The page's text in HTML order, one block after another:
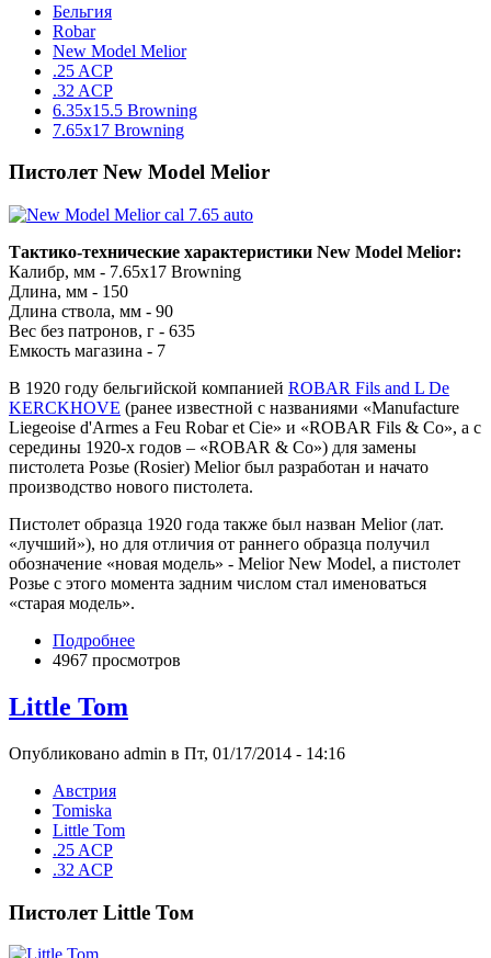
Бельгия
Robar
New Model Melior
.25 ACP
.32 ACP
6.35x15.5 Browning
7.65x17 Browning
Пистолет New Model Melior
Тактико-технические характеристики New Model Melior:
Калибр, мм - 7.65x17 Browning
Длина, мм - 150
Длина ствола, мм - 90
Вес без патронов, г - 635
Емкость магазина - 7
В 1920 году бельгийской компанией ROBAR Fils and L De
KERCKHOVE (ранее известной с названиями «Manufacture
Liegeoise d'Armes a Feu Robar et Cie» и «ROBAR Fils & Co», а с
середины 1920-х годов – «ROBAR & Co») для замены
пистолета Розье (Rosier) Melior был разработан и начато
производство нового пистолета.
Пистолет образца 1920 года также был назван Melior (лат.
«лучший»), но для отличия от раннего образца получил
обозначение «новая модель» - Melior New Model, а пистолет
Розье с этого момента задним числом стал именоваться
«старая модель».
Подробнее
4967 просмотров
Little Tom
Опубликовано admin в Пт, 01/17/2014 - 14:16
Австрия
Tomiska
Little Tom
.25 ACP
.32 ACP
Пистолет Little Том